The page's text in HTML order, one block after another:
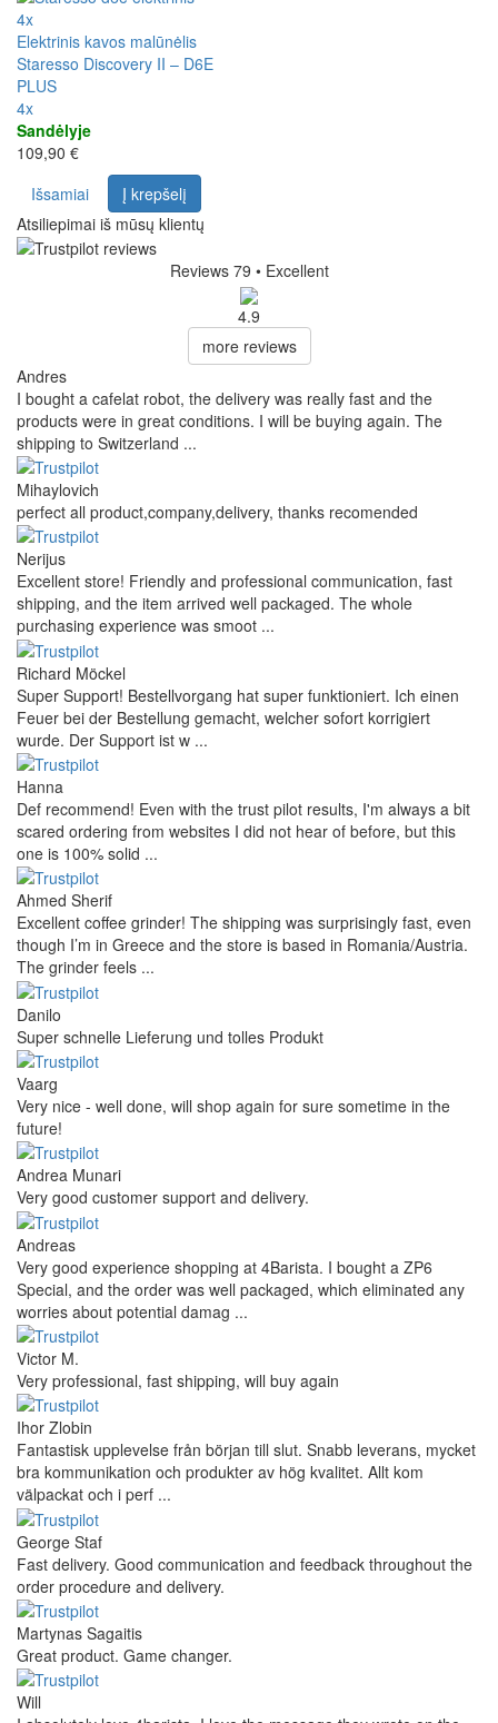
4x
Elektrinis kavos malūnėlis
Staresso Discovery II – D6E
PLUS
4x
Sandėlyje
109,90 €
Išsamiai
Į krepšelį
Atsiliepimai iš mūsų klientų
Reviews 79 • Excellent
4.9
more reviews
Andres
I bought a cafelat robot, the delivery was really fast and the
products were in great conditions. I will be buying again. The
shipping to Switzerland ...
Mihaylovich
perfect all product,company,delivery, thanks recomended
Nerijus
Excellent store! Friendly and professional communication, fast
shipping, and the item arrived well packaged. The whole
purchasing experience was smoot ...
Richard Möckel
Super Support! Bestellvorgang hat super funktioniert. Ich einen
Feuer bei der Bestellung gemacht, welcher sofort korrigiert
wurde. Der Support ist w ...
Hanna
Def recommend! Even with the trust pilot results, I'm always a bit
scared ordering from websites I did not hear of before, but this
one is 100% solid ...
Ahmed Sherif
Excellent coffee grinder! The shipping was surprisingly fast, even
though I’m in Greece and the store is based in Romania/Austria.
The grinder feels ...
Danilo
Super schnelle Lieferung und tolles Produkt
Vaarg
Very nice - well done, will shop again for sure sometime in the
future!
Andrea Munari
Very good customer support and delivery.
Andreas
Very good experience shopping at 4Barista. I bought a ZP6
Special, and the order was well packaged, which eliminated any
worries about potential damag ...
Victor M.
Very professional, fast shipping, will buy again
Ihor Zlobin
Fantastisk upplevelse från början till slut. Snabb leverans, mycket
bra kommunikation och produkter av hög kvalitet. Allt kom
välpackat och i perf ...
George Staf
Fast delivery. Good communication and feedback throughout the
order procedure and delivery.
Martynas Sagaitis
Great product. Game changer.
Will